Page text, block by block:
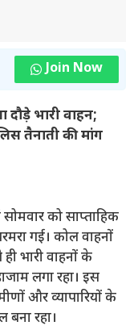
Join Now
भारी वाहन;
तैनाती की मांग
सोमवार को साप्ताहिक
गई। कोल वाहनों
भारी वाहनों के
लगा रहा। इस
और व्यापारियों के
रहा।